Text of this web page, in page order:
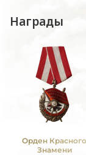
Награды
Орден Красного
Знамени